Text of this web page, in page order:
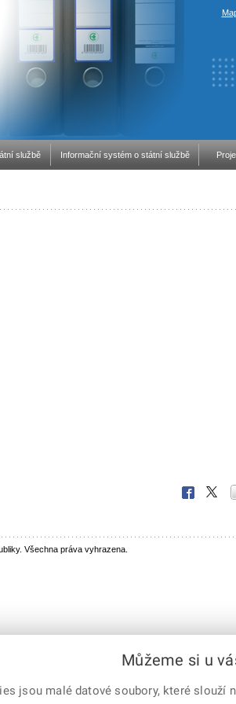
službě Informační systém o státní službě
X
Facebook
Všechna práva vyhrazena.
Můžeme si u
jsou malé datové soubory, které